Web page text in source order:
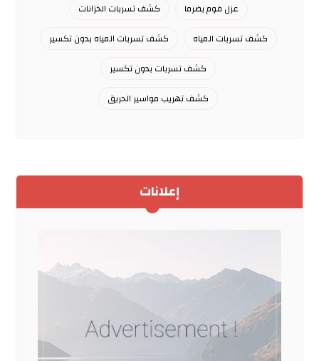
عزل فوم بضرما
كشف تسربات الخزانات
كشف تسربات المياه
كشف تسربات المياه بدون تكسير
كشف تسربات بدون تكسير
كشف تهريب مواسير الحريق
إعلانات